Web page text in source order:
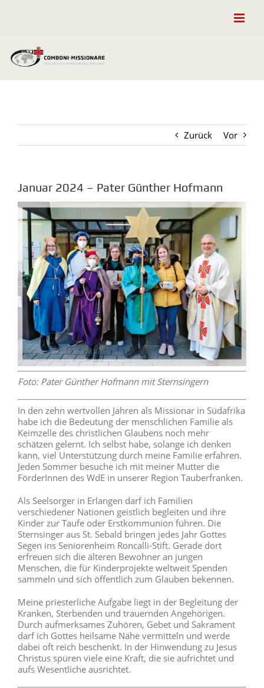
Zurück Vor
Januar 2024 – Pater Günther Hofmann
Zeige
grösseres
Bild
Foto: Pater Günther Hofmann mit Sternsingern
In den zehn wertvollen Jahren als Missionar in Südafrika
habe ich die Bedeutung der menschlichen Familie als
Keimzelle des christlichen Glaubens noch mehr
schätzen gelernt. Ich selbst habe, solange ich denken
kann, viel Unterstützung durch meine Familie erfahren.
Jeden Sommer besuche ich mit meiner Mutter die
FörderInnen des WdE in unserer Region Tauberfranken.
Als Seelsorger in Erlangen darf ich Familien
verschiedener Nationen geistlich begleiten und ihre
Kinder zur Taufe oder Erstkommunion führen. Die
Sternsinger aus St. Sebald bringen jedes Jahr Gottes
Segen ins Seniorenheim Roncalli-Stift. Gerade dort
erfreuen sich die älteren Bewohner an jungen
Menschen, die für Kinderprojekte weltweit Spenden
sammeln und sich öffentlich zum Glauben bekennen.
Meine priesterliche Aufgabe liegt in der Begleitung der
Kranken, Sterbenden und trauernden Angehörigen.
Durch aufmerksames Zuhören, Gebet und Sakrament
darf ich Gottes heilsame Nähe vermitteln und werde
dabei oft reich beschenkt. In der Hinwendung zu Jesus
Christus spüren viele eine Kraft, die sie aufrichtet und
aufs Wesentliche ausrichtet.